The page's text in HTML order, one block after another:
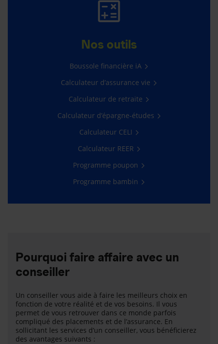
Nos outils
Boussole financière iA
Calculateur d’assurance vie
Calculateur de retraite
Calculateur d’épargne-études
Calculateur CELI
Calculateur REER
Programme poupon
Programme bambin
Pourquoi faire affaire avec un
conseiller
Un conseiller vous aide à faire les meilleurs choix en
fonction de votre réalité et de vos besoins. Il vous
permet de vous retrouver dans ce monde parfois
compliqué des placements et de l’assurance. En
sollicitant les services d’un conseiller, vous bénéficierez
des avantages suivants :